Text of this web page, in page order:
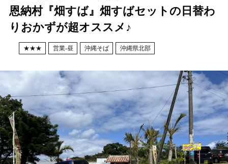
恩納村『畑すば』畑すばセットの日替わ
りおかずが超オススメ♪
★★★ 営業-昼 沖縄そば 沖縄県北部